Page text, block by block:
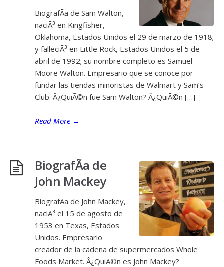
BiografÃ­a de Sam Walton,
naciÃ³ en Kingfisher,
Oklahoma, Estados Unidos el 29 de marzo de 1918;
y falleciÃ³ en Little Rock, Estados Unidos el 5 de
abril de 1992; su nombre completo es Samuel
Moore Walton. Empresario que se conoce por
fundar las tiendas minoristas de Walmart y Sam’s
Club. Â¿QuiÃ©n fue Sam Walton? Â¿QuiÃ©n […]
Read More →
BiografÃ­a de
John Mackey
BiografÃ­a de John Mackey,
naciÃ³ el 15 de agosto de
1953 en Texas, Estados
Unidos. Empresario
creador de la cadena de supermercados Whole
Foods Market. Â¿QuiÃ©n es John Mackey?